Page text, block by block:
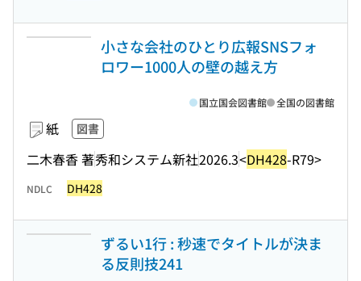
小さな会社のひとり広報SNSフォ
ロワー1000人の壁の越え方
紙 図書
二木春香 著秀和システム新社2026.3<DH428-R79>
国立国会図書館 全国の図書館
NDLC DH428
ずるい1行 : 秒速でタイトルが決ま
る反則技241